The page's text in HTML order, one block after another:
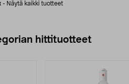
- Näytä kaikki tuotteet
hittituotteet